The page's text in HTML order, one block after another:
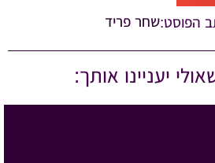
הפוסט:שחר פריד
יעניינו אותך: